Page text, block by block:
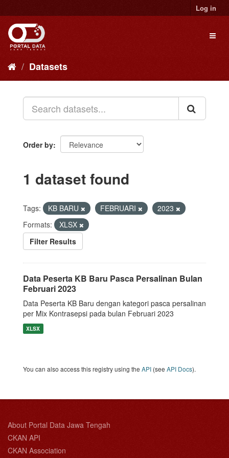
to
content
Log in
Datasets
Order by
1 dataset found
Tags: KB BARU FEBRUARI
2023
Formats:
XLSX
Filter Results
Data Peserta KB Baru Pasca Persalinan Bulan
Februari 2023
Data Peserta KB Baru dengan kategori pasca persalinan
per Mix Kontrasepsi pada bulan Februari 2023
XLSX
You can also access this registry using the API (see API Docs).
About Portal Data Jawa Tengah
CKAN API
CKAN Association